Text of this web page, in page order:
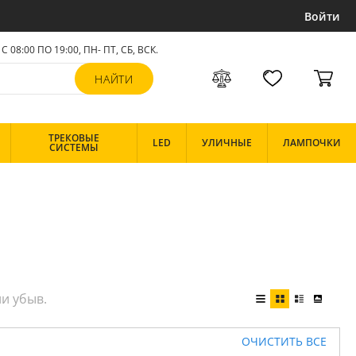
Войти
С 08:00 ПО 19:00, ПН- ПТ, СБ, ВСК.
ТРЕКОВЫЕ
СИСТЕМЫ LED УЛИЧНЫЕ ЛАМПОЧКИ
ОЧИСТИТЬ ВСЕ